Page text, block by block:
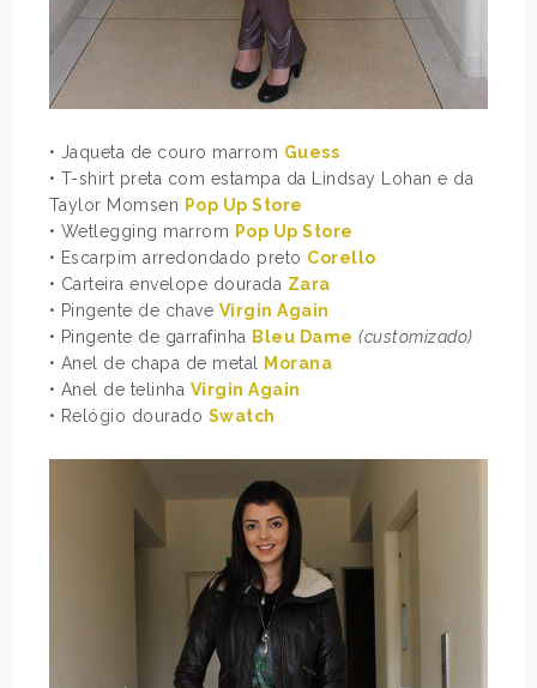
• Jaqueta de couro marrom Guess
• T-shirt preta com estampa da Lindsay Lohan e da
Taylor Momsen Pop Up Store
• Wetlegging marrom Pop Up Store
• Escarpim arredondado preto Corello
• Carteira envelope dourada Zara
• Pingente de chave Virgin Again
• Pingente de garrafinha Bleu Dame (customizado)
• Anel de chapa de metal Morana
• Anel de telinha Virgin Again
• Relógio dourado Swatch